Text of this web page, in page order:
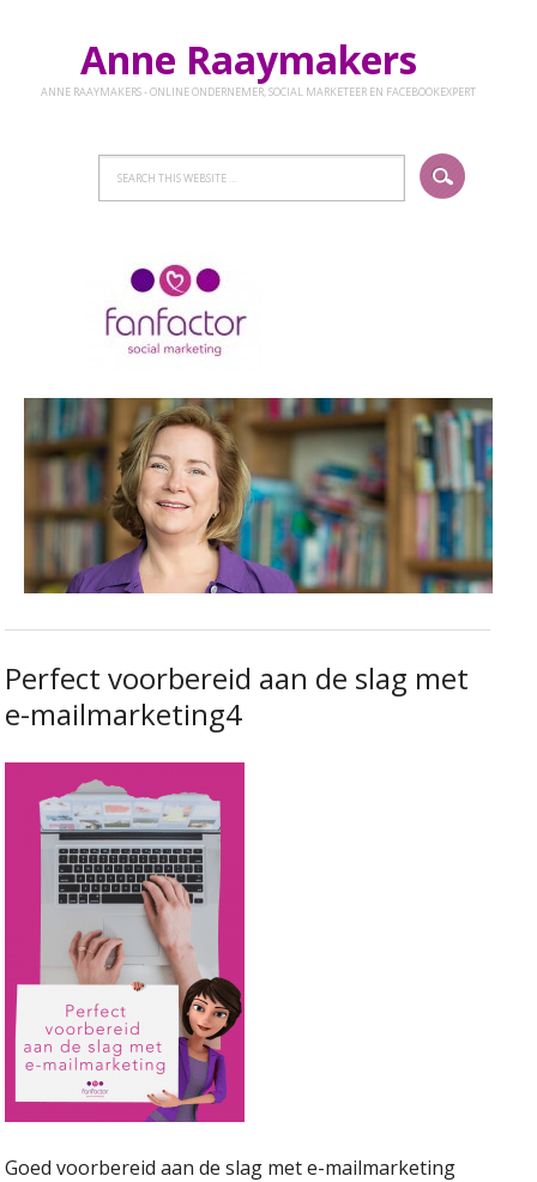
Anne Raaymakers
ANNE RAAYMAKERS - ONLINE ONDERNEMER, SOCIAL MARKETEER EN FACEBOOKEXPERT
Perfect voorbereid aan de slag met
e-mailmarketing4
Goed voorbereid aan de slag met e-mailmarketing